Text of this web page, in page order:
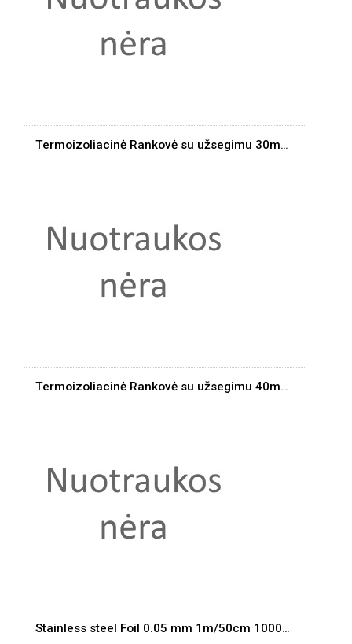
Termoizoliacinė Rankovė su užsegimu 30mm/1m 250C
Termoizoliacinė Rankovė su užsegimu 40mm/1m 250C
Stainless steel Foil 0.05 mm 1m/50cm 1000degr